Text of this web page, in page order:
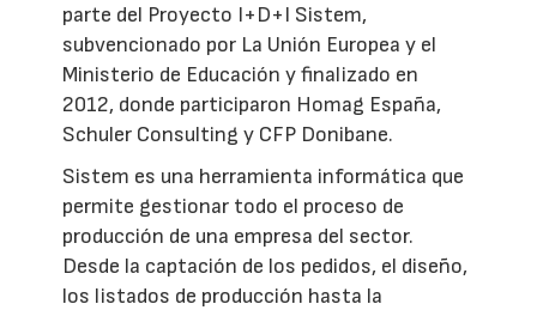
parte del Proyecto I+D+I Sistem,
subvencionado por La Unión Europea y el
Ministerio de Educación y finalizado en
2012, donde participaron Homag España,
Schuler Consulting y CFP Donibane.
Sistem es una herramienta informática que
permite gestionar todo el proceso de
producción de una empresa del sector.
Desde la captación de los pedidos, el diseño,
los listados de producción hasta la